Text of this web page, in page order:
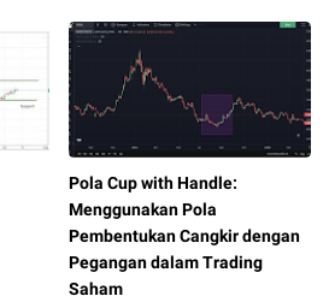
Pola Cup with Handle:
Menggunakan Pola
Pembentukan Cangkir dengan
Pegangan dalam Trading
Saham